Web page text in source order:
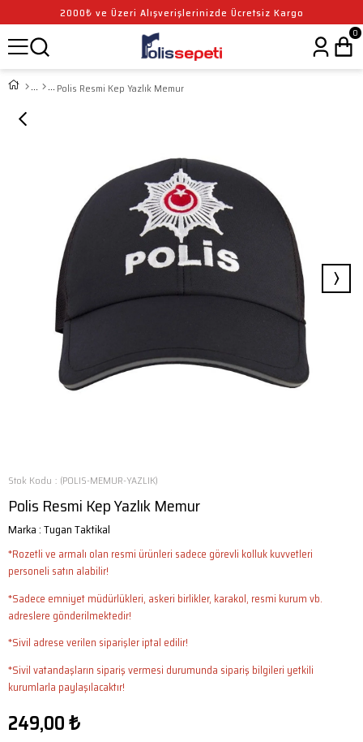
2000₺ ve Üzeri Alışverişlerinizde Ücretsiz Kargo
0
Polis Resmi Kep Yazlık Memur
›
Stok Kodu (POLIS-MEMUR-YAZLIK)
Polis Resmi Kep Yazlık Memur
Marka:Tugan Taktikal
*Rozetli ve armalı olan resmi ürünleri sadece görevli kolluk kuvvetleri
personeli satın alabilir!
*Sadece emniyet müdürlükleri, askeri birlikler, karakol, resmi kurum vb.
adreslere gönderilmektedir!
*Sivil adrese verilen siparişler iptal edilir!
*Sivil vatandaşların sipariş vermesi durumunda sipariş bilgileri yetkili
kurumlarla paylaşılacaktır!
249,00 ₺